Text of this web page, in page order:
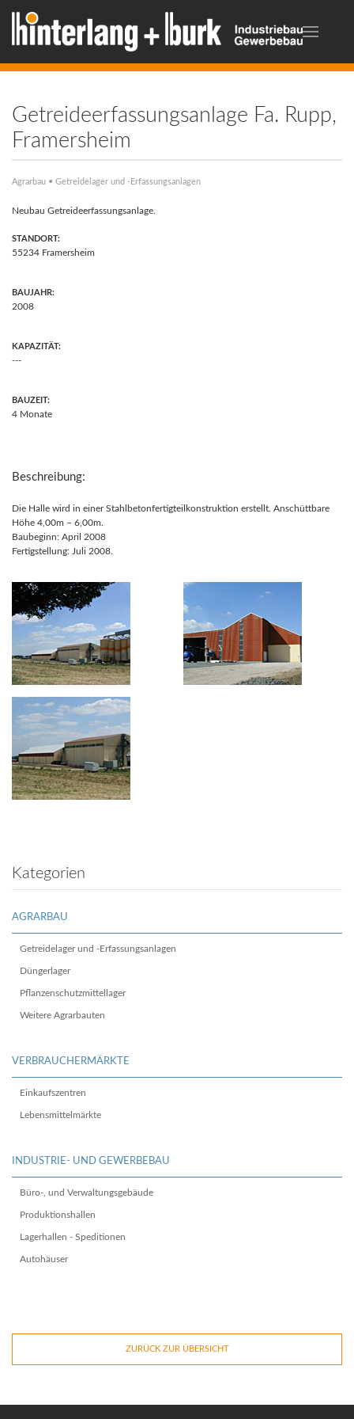
Getreideerfassungsanlage Fa. Rupp,
Framersheim
Agrarbau • Getreidelager und -Erfassungsanlagen
Neubau Getreideerfassungsanlage.
STANDORT:
55234 Framersheim
BAUJAHR:
2008
KAPAZITÄT:
---
BAUZEIT:
4 Monate
Beschreibung:
Die Halle wird in einer Stahlbetonfertigteilkonstruktion erstellt. Anschüttbare
Höhe 4,00m – 6,00m.
Baubeginn: April 2008
Fertigstellung: Juli 2008.
Kategorien
AGRARBAU
Getreidelager und -Erfassungsanlagen
Düngerlager
Pflanzenschutzmittellager
Weitere Agrarbauten
VERBRAUCHERMÄRKTE
Einkaufszentren
Lebensmittelmärkte
INDUSTRIE- UND GEWERBEBAU
Büro-, und Verwaltungsgebäude
Produktionshallen
Lagerhallen - Speditionen
Autohäuser
ZURÜCK ZUR ÜBERSICHT